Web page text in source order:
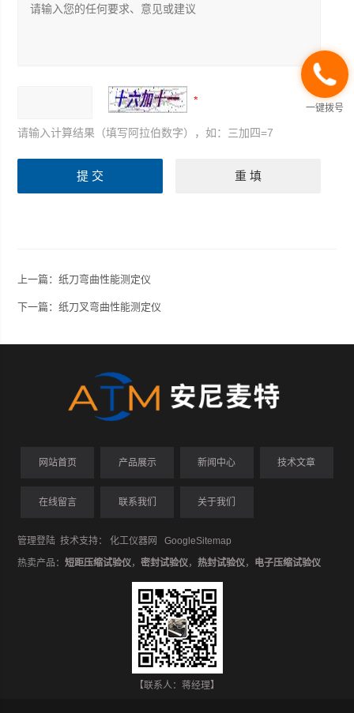
请输入计算结果（填写阿拉伯数字），如：三加四=7
上一篇：纸刀弯曲性能测定仪
下一篇：纸刀叉弯曲性能测定仪
网站首页 产品展示 新闻中心 技术文章
在线留言 联系我们 关于我们
管理登陆 技术支持：化工仪器网
GoogleSitemap
热卖产品：短距压缩试验仪，密封试验仪，热封试验仪， 电子压缩试验仪
【联系人：蒋经理】
一键拨号